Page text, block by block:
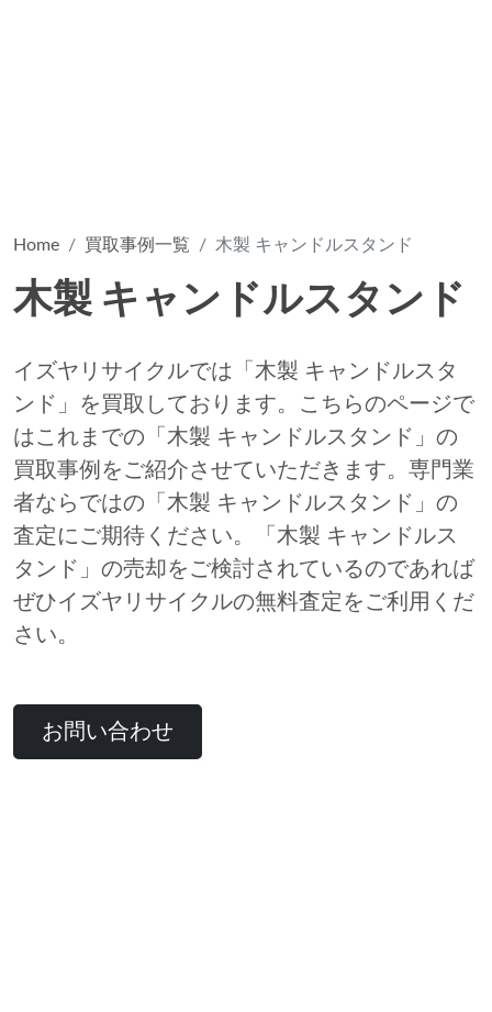
Home 買取事例一覧 木製 キャンドルスタンド
木製 キャンドルスタンド
イズヤリサイクルでは「木製 キャンドルスタ
ンド」を買取しております。こちらのページで
はこれまでの「木製 キャンドルスタンド」の
買取事例をご紹介させていただきます。専門業
者ならではの「木製 キャンドルスタンド」の
査定にご期待ください。「木製 キャンドルス
タンド」の売却をご検討されているのであれば
ぜひイズヤリサイクルの無料査定をご利用くだ
さい。
お問い合わせ